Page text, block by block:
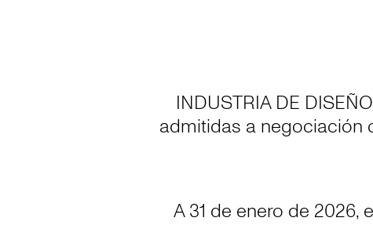
INDUSTRIA DE
admitidas a negociación
A 31 de enero de 2026,